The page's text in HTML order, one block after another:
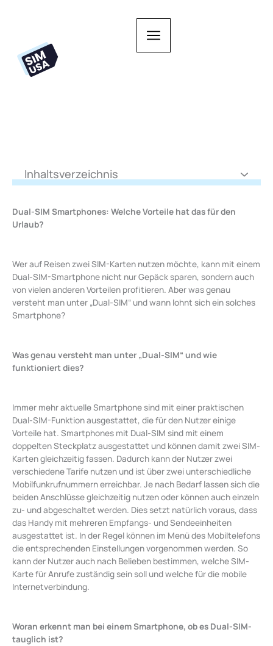
Inhaltsverzeichnis
Dual-SIM Smartphones: Welche Vorteile hat das für den
Urlaub?
Wer auf Reisen zwei SIM-Karten nutzen möchte, kann mit einem
Dual-SIM-Smartphone nicht nur Gepäck sparen, sondern auch
von vielen anderen Vorteilen profitieren. Aber was genau
versteht man unter „Dual-SIM“ und wann lohnt sich ein solches
Smartphone?
Was genau versteht man unter „Dual-SIM“ und wie
funktioniert dies?
Immer mehr aktuelle Smartphone sind mit einer praktischen
Dual-SIM-Funktion ausgestattet, die für den Nutzer einige
Vorteile hat. Smartphones mit Dual-SIM sind mit einem
doppelten Steckplatz ausgestattet und können damit zwei SIM-
Karten gleichzeitig fassen. Dadurch kann der Nutzer zwei
verschiedene Tarife nutzen und ist über zwei unterschiedliche
Mobilfunkrufnummern erreichbar. Je nach Bedarf lassen sich die
beiden Anschlüsse gleichzeitig nutzen oder können auch einzeln
zu- und abgeschaltet werden. Dies setzt natürlich voraus, dass
das Handy mit mehreren Empfangs- und Sendeeinheiten
ausgestattet ist. In der Regel können im Menü des Mobiltelefons
die entsprechenden Einstellungen vorgenommen werden. So
kann der Nutzer auch nach Belieben bestimmen, welche SIM-
Karte für Anrufe zuständig sein soll und welche für die mobile
Internetverbindung.
Woran erkennt man bei einem Smartphone, ob es Dual-SIM-
tauglich ist?